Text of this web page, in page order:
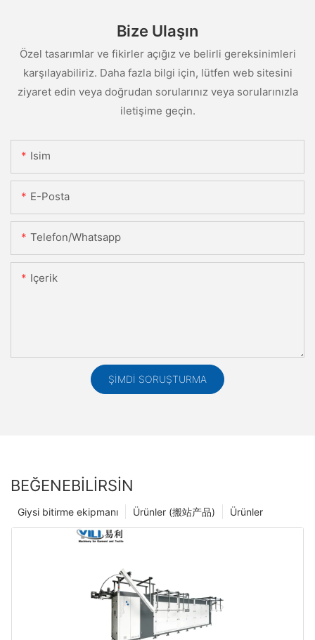
Bize Ulaşın
Özel tasarımlar ve fikirler açığız ve belirli gereksinimleri
karşılayabiliriz. Daha fazla bilgi için, lütfen web sitesini
ziyaret edin veya doğrudan sorularınız veya sorularınızla
iletişime geçin.
Isim
E-Posta
Telefon/whatsapp
Içerik
ŞIMDI SORUŞTURMA
BEĞENEBILIRSIN
Ürünler
Ürünler (搬站产品)
Giysi bitirme ekipmanı